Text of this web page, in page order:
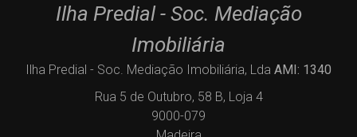
Ilha Predial - Soc. Mediação
Imobiliária
Ilha Predial - Soc. Mediação Imobiliária, Lda AMI: 1340
Rua 5 de Outubro, 58 B, Loja 4
9000-079